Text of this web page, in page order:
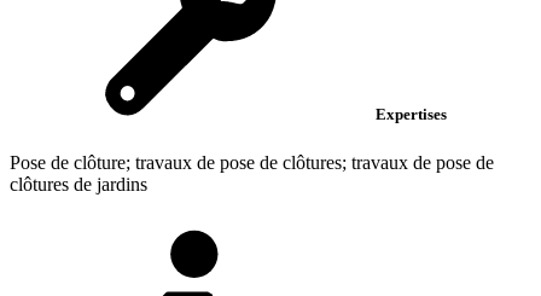
Expertises
Pose de clôture; travaux de pose de clôtures; travaux de pose de
clôtures de jardins